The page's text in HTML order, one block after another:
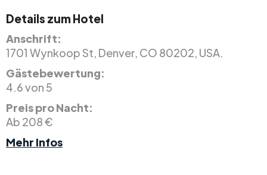
Details zum Hotel
Anschrift:
1701 Wynkoop St, Denver, CO 80202, USA.
Gästebewertung:
4.6 von 5
Preis pro Nacht:
Ab 208 €
Mehr Infos